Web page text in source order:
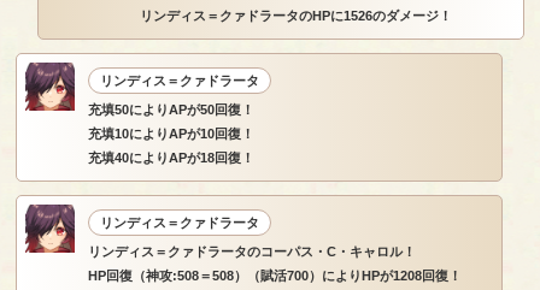
リンディス＝クァドラータのHPに1526のダメージ！
リンディス＝クァドラータ
充填50によりAPが50回復！
充填10によりAPが10回復！
充填40によりAPが18回復！
リンディス＝クァドラータ
リンディス＝クァドラータのコーパス・C・キャロル！
HP回復（神攻:508＝508）（賦活700）によりHPが1208回復！